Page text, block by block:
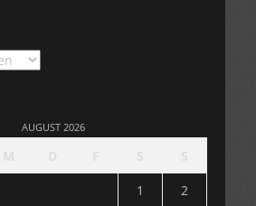
AUGUST 2026
1
2